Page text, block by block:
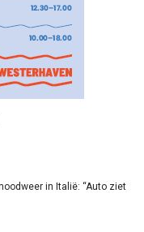
in Italië: “Auto ziet